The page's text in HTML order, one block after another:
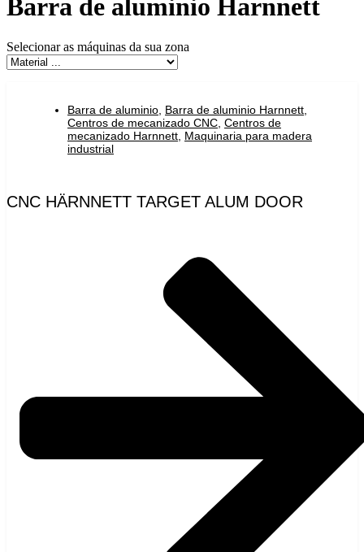
Barra de aluminio Harnnett
Selecionar as máquinas da sua zona
Barra de aluminio Barra de aluminio Harnnett
Centros de mecanizado CNC Centros de
mecanizado Harnnett Maquinaria para madera
industrial
CNC HÄRNNETT TARGET ALUM DOOR